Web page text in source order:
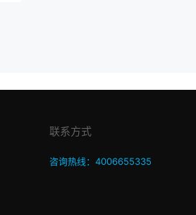
联系方式
咨询热线：4006655335